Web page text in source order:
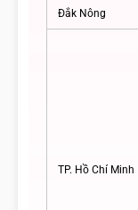
Đắk Nông
TP. Hồ Chí Minh